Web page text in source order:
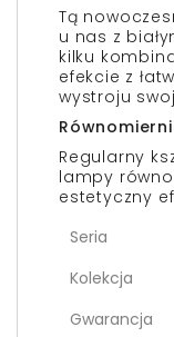
Tą
u nas z
kilku
efekcie z
wystroju
Regularny
lampy
estetyczny
Seria
Kolekcja
Gwarancja